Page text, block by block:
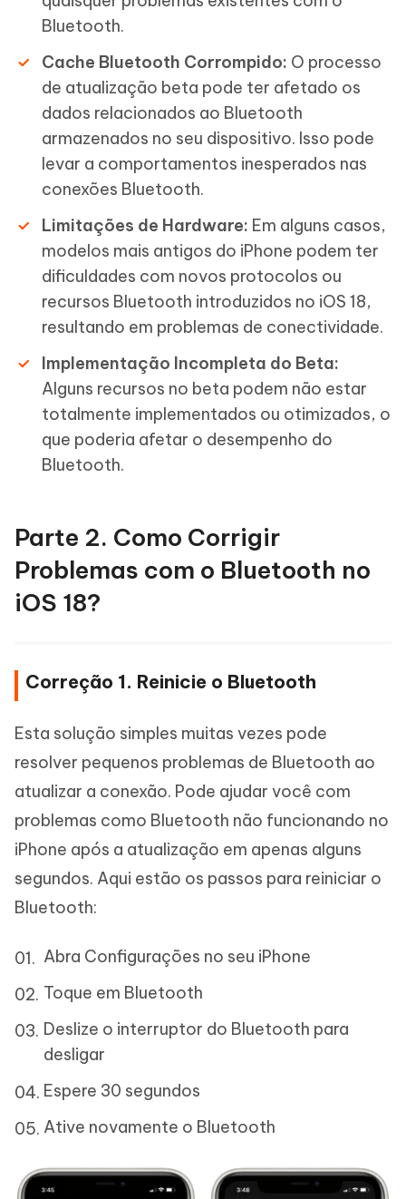
Bluetooth.
Cache Bluetooth Corrompido: O processo
de atualização beta pode ter afetado os
dados relacionados ao Bluetooth
armazenados no seu dispositivo. Isso pode
levar a comportamentos inesperados nas
conexões Bluetooth.
Limitações de Hardware: Em alguns casos,
modelos mais antigos do iPhone podem ter
dificuldades com novos protocolos ou
recursos Bluetooth introduzidos no iOS 18,
resultando em problemas de conectividade.
Implementação Incompleta do Beta:
Alguns recursos no beta podem não estar
totalmente implementados ou otimizados, o
que poderia afetar o desempenho do
Bluetooth.
Parte 2. Como Corrigir
Problemas com o Bluetooth no
iOS 18?
Correção 1. Reinicie o Bluetooth
Esta solução simples muitas vezes pode
resolver pequenos problemas de Bluetooth ao
atualizar a conexão. Pode ajudar você com
problemas como Bluetooth não funcionando no
iPhone após a atualização em apenas alguns
segundos. Aqui estão os passos para reiniciar o
Bluetooth:
Abra Configurações no seu iPhone
Toque em Bluetooth
Deslize o interruptor do Bluetooth para
desligar
Espere 30 segundos
Ative novamente o Bluetooth